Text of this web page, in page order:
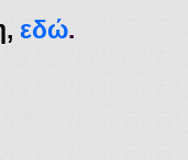
εδώ.